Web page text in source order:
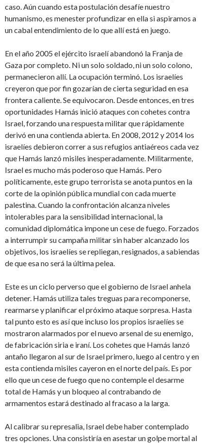
caso. Aún cuando esta postulación desafíe nuestro
humanismo, es menester profundizar en ella si aspiramos a
un cabal entendimiento de lo que allí está en juego.
En el año 2005 el ejército israelí abandonó la Franja de
Gaza por completo. Ni un solo soldado, ni un solo colono,
permanecieron allí. La ocupación terminó. Los israelíes
creyeron que por fin gozarían de cierta seguridad en esa
frontera caliente. Se equivocaron. Desde entonces, en tres
oportunidades Hamás inició ataques con cohetes contra
Israel, forzando una respuesta militar que rápidamente
derivó en una contienda abierta. En 2008, 2012 y 2014 los
israelíes debieron correr a sus refugios antiaéreos cada vez
que Hamás lanzó misiles inesperadamente. Militarmente,
Israel es mucho más poderoso que Hamás. Pero
políticamente, este grupo terrorista se anota puntos en la
corte de la opinión pública mundial con cada muerte
palestina. Cuando la confrontación alcanza niveles
intolerables para la sensibilidad internacional, la
comunidad diplomática impone un cese de fuego. Forzados
a interrumpir su campaña militar sin haber alcanzado los
objetivos, los israelíes se repliegan, resignados, a sabiendas
de que esa no será la última pelea.
Este es un ciclo perverso que el gobierno de Israel anhela
detener. Hamás utiliza tales treguas para recomponerse,
rearmarse y planificar el próximo ataque sorpresa. Hasta
tal punto esto es así que incluso los propios israelíes se
mostraron alarmados por el nuevo arsenal de su enemigo,
de fabricación siria e iraní. Los cohetes que Hamás lanzó
antaño llegaron al sur de Israel primero, luego al centro y en
esta contienda misiles cayeron en el norte del país. Es por
ello que un cese de fuego que no contemple el desarme
total de Hamás y un bloqueo al contrabando de
armamentos estará destinado al fracaso a la larga.
Al calibrar su represalia, Israel debe haber contemplado
tres opciones. Una consistiría en asestar un golpe mortal al